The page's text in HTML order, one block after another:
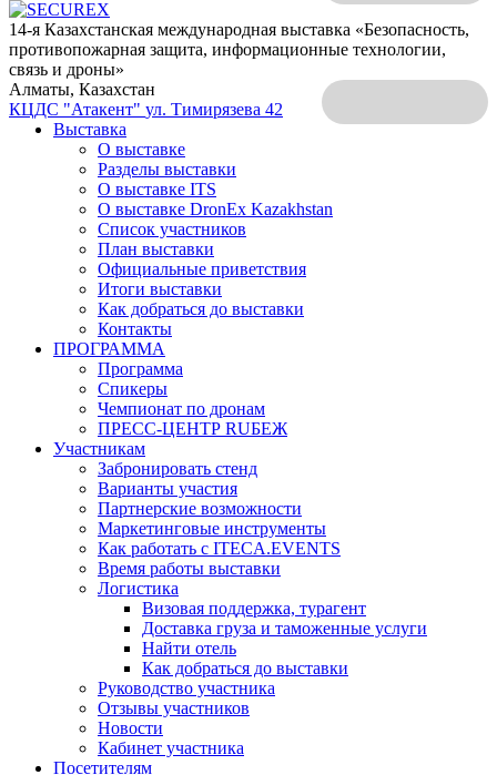
14-я Казахстанская международная выставка «Безопасность,
противопожарная защита, информационные технологии,
связь и дроны»
Алматы, Казахстан
КЦДС "Атакент" ул. Тимирязева 42
Выставка
О выставке
Разделы выставки
О выставке ITS
О выставке DronEx Kazakhstan
Список участников
План выставки
Официальные приветствия
Итоги выставки
Как добраться до выставки
Контакты
ПРОГРАММА
Программа
Спикеры
Чемпионат по дронам
ПРЕСС-ЦЕНТР RUБЕЖ
Участникам
Забронировать стенд
Варианты участия
Партнерские возможности
Маркетинговые инструменты
Как работать с ITECA.EVENTS
Время работы выставки
Логистика
Визовая поддержка, турагент
Доставка груза и таможенные услуги
Найти отель
Как добраться до выставки
Руководство участника
Отзывы участников
Новости
Кабинет участника
Посетителям